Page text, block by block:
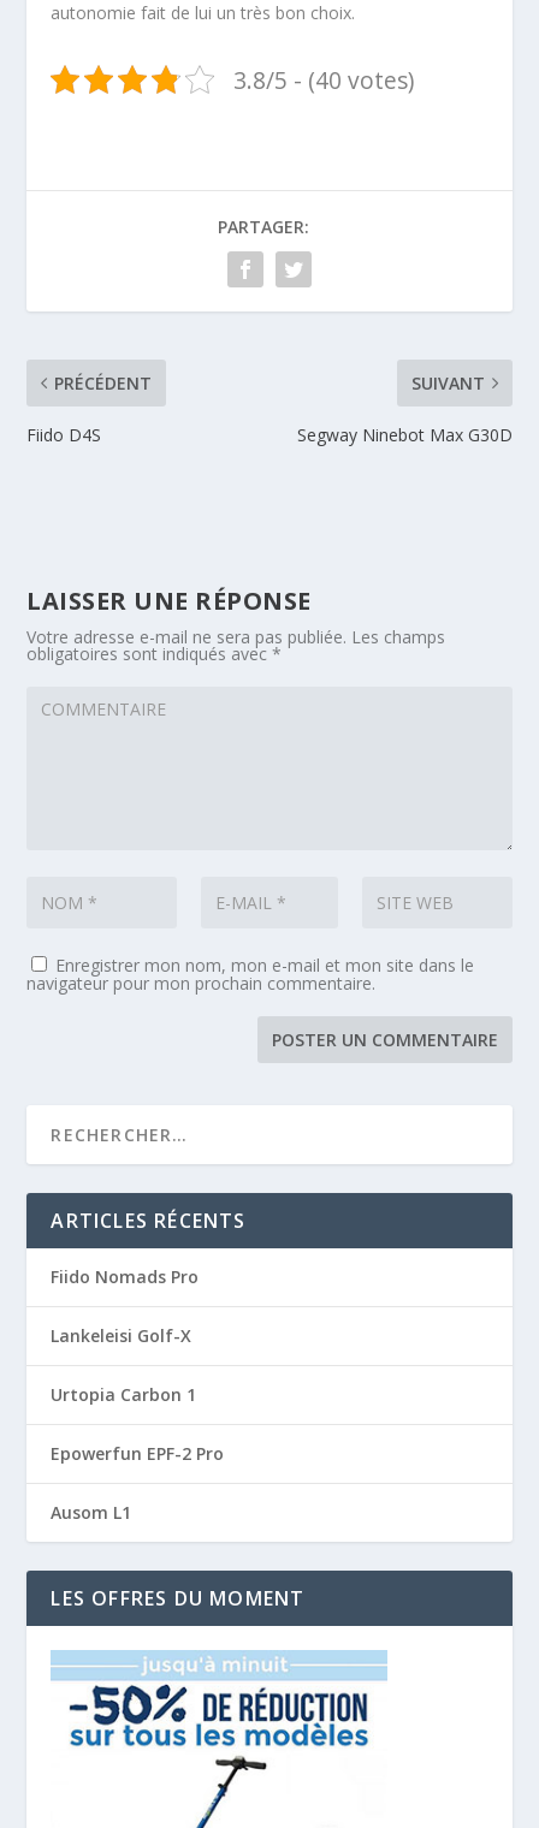
autonomie fait de lui un très bon choix.
3.8/5 - (40 votes)
PARTAGER:
PRÉCÉDENT
Fiido D4S
SUIVANT
Segway Ninebot Max G30D
LAISSER UNE RÉPONSE
Votre adresse e-mail ne sera pas publiée. Les champs
obligatoires sont indiqués avec*
Enregistrer mon nom, mon e-mail et mon site dans le
navigateur pour mon prochain commentaire.
ARTICLES RÉCENTS
Fiido Nomads Pro
Lankeleisi Golf-X
Urtopia Carbon 1
Epowerfun EPF-2 Pro
Ausom L1
LES OFFRES DU MOMENT